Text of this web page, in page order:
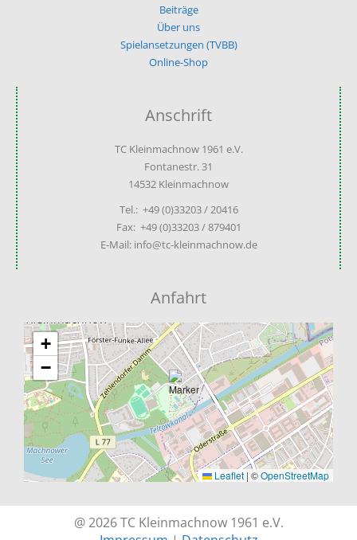
Beiträge
Über uns
Spielansetzungen (TVBB)
Online-Shop
Anschrift
TC Kleinmachnow 1961 e.V.
Fontanestr. 31
14532 Kleinmachnow
Tel.: +49 (0)33203 / 20416
Fax: +49 (0)33203 / 879401
E-Mail: info@tc-kleinmachnow.de
Anfahrt
+
−
Leaflet | ©OpenStreetMap
@ 2026 TC Kleinmachnow 1961 e.V.